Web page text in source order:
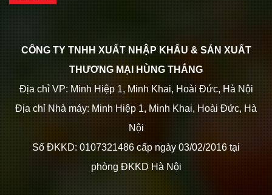
CÔNG TY TNHH XUẤT NHẬP KHẨU & SẢN XUẤT
THƯƠNG MẠI HÙNG THẮNG
Địa chỉ VP: Minh Hiệp 1, Minh Khai, Hoài Đức, Hà Nội
Địa chỉ Nhà máy: Minh Hiệp 1, Minh Khai, Hoài Đức, Hà
Nội
Số ĐKKD: 0107321486 cấp ngày 03/02/2016 tại
phòng ĐKKD Hà Nội